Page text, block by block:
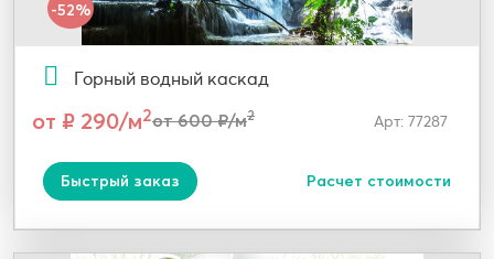
-52%
Горный водный каскад
от ₽ 290/м2от 600 ₽/м2 Арт: 77287
Быстрый заказ Расчет стоимости